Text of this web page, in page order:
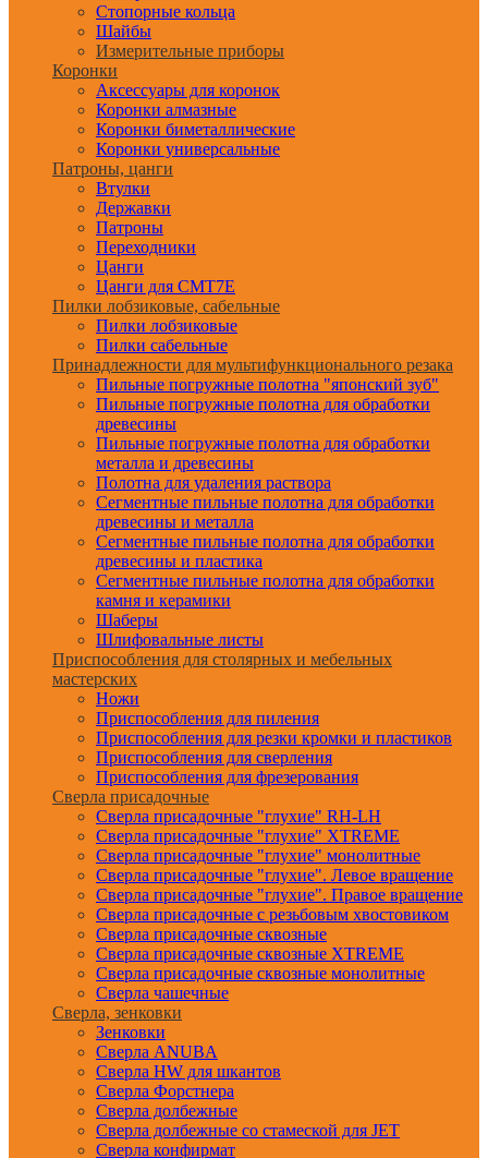
Стопорные кольца
Шайбы
Измерительные приборы
Коронки
Аксессуары для коронок
Коронки алмазные
Коронки биметаллические
Коронки универсальные
Патроны, цанги
Втулки
Державки
Патроны
Переходники
Цанги
Цанги для CMT7E
Пилки лобзиковые, сабельные
Пилки лобзиковые
Пилки сабельные
Принадлежности для мультифункционального резака
Пильные погружные полотна "японский зуб"
Пильные погружные полотна для обработки
древесины
Пильные погружные полотна для обработки
металла и древесины
Полотна для удаления раствора
Сегментные пильные полотна для обработки
древесины и металла
Сегментные пильные полотна для обработки
древесины и пластика
Сегментные пильные полотна для обработки
камня и керамики
Шаберы
Шлифовальные листы
Приспособления для столярных и мебельных
мастерских
Ножи
Приспособления для пиления
Приспособления для резки кромки и пластиков
Приспособления для сверления
Приспособления для фрезерования
Сверла присадочные
Сверла присадочные "глухие" RH-LH
Сверла присадочные "глухие" XTREME
Сверла присадочные "глухие" монолитные
Сверла присадочные "глухие". Левое вращение
Сверла присадочные "глухие". Правое вращение
Сверла присадочные с резьбовым хвостовиком
Сверла присадочные сквозные
Сверла присадочные сквозные XTREME
Сверла присадочные сквозные монолитные
Сверла чашечные
Сверла, зенковки
Зенковки
Сверла ANUBA
Сверла HW для шкантов
Сверла Форстнера
Сверла долбежные
Сверла долбежные со стамеской для JET
Сверла конфирмат